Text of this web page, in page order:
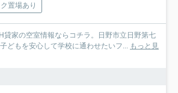
置場あり
貸家の空室情報ならコチラ。日野市立日野第七
どもを安心して学校に通わせたいフ...
もっと見